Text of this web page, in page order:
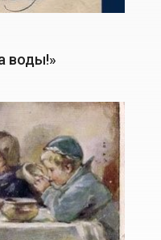
воды!»